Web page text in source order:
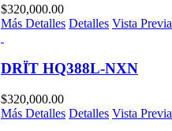
$320,000.00
Más Detalles Detalles Vista Previa
DRÏT HQ388L-NXN
$320,000.00
Más Detalles Detalles Vista Previa